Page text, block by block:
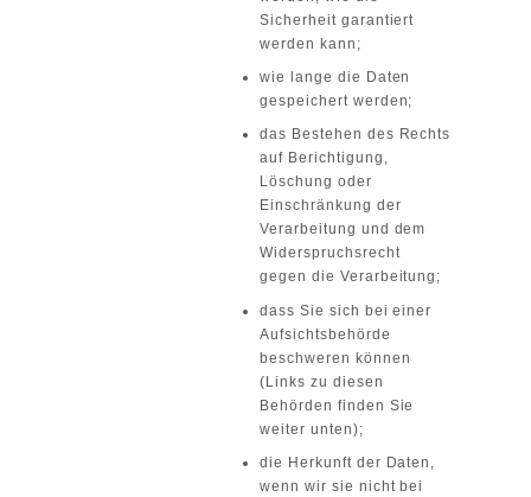
Sicherheit garantiert
werden kann;
wie lange die Daten
gespeichert werden;
das Bestehen des Rechts
auf Berichtigung,
Löschung oder
Einschränkung der
Verarbeitung und dem
Widerspruchsrecht
gegen die Verarbeitung;
dass Sie sich bei einer
Aufsichtsbehörde
beschweren können
(Links zu diesen
Behörden finden Sie
weiter unten);
die Herkunft der Daten,
wenn wir sie nicht bei